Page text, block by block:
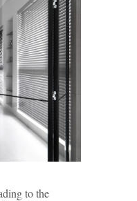
to the